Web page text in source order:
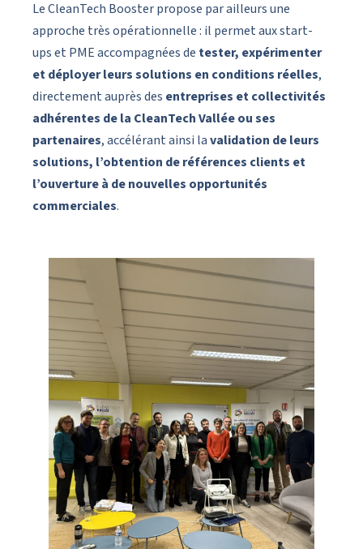
Le CleanTech Booster propose par ailleurs une
approche très opérationnelle : il permet aux start-
ups et PME accompagnées de tester, expérimenter
et déployer leurs solutions en conditions réelles,
directement auprès des entreprises et collectivités
adhérentes de la CleanTech Vallée ou ses
partenaires, accélérant ainsi lavalidation de leurs
solutions, l’obtention de références clients et
l’ouverture à de nouvelles opportunités
commerciales.